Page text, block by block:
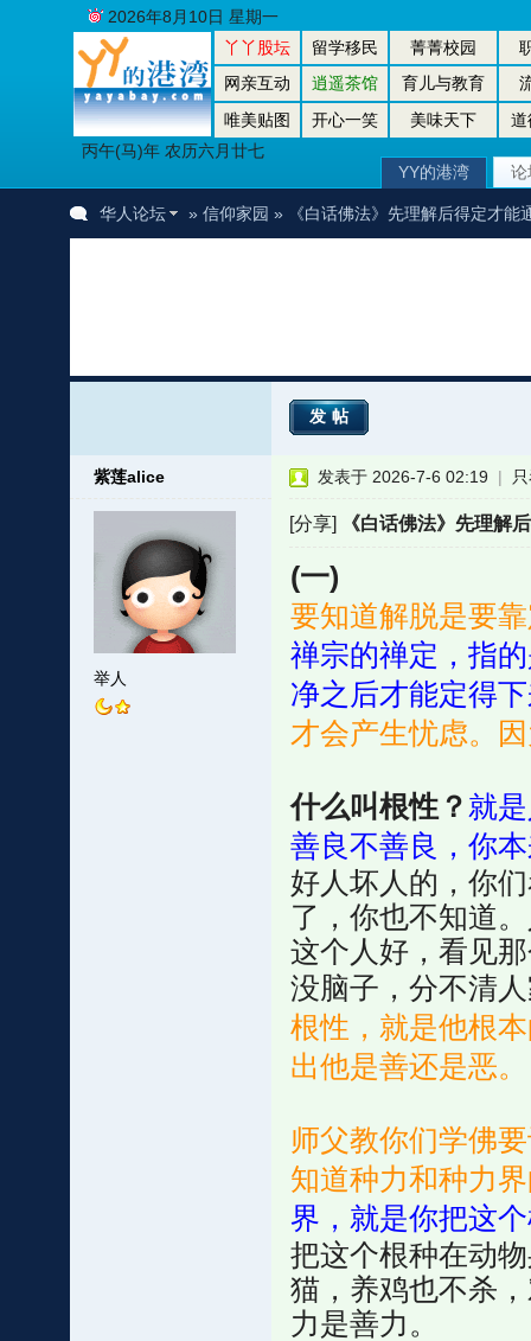
丫丫股坛 留学移民 菁菁校园
网亲互动
逍遥茶馆 育儿与教育
唯美贴图
开心一笑 美味天下
道
丙午(马)年 农历六月廿七
2026年8月10日 星期一
YY的港湾 论
华人论坛 » 信仰家园 » 《白话佛法》先理解后得定才能
发帖
紫莲alice
举人
发表于 2026-7-6 02:19 |
[分享]《白话佛法》先理解
(一)
要知道解脱是要
禅宗的禅定，指
净之后才能定得
才会产生忧虑。
什么叫根性？ 就
善良不善良，你
好人坏人的，你
了，你也不知道
这个人好，看见
没脑子，分不清
根性，就是他根
出他是善还是恶。
师父教你们学佛
知道种力和种力
界，就是你把这
把这个根种在动
猫，养鸡也不杀
力是善力。